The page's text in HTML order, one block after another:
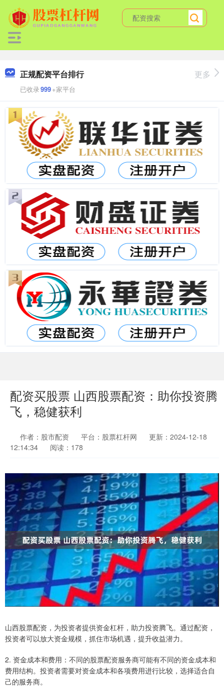
正规配资平台排行
已收录999+家平台
更多
配资买股票 山西股票配资：助你投资腾
飞，稳健获利
作者：股市配资 平台：股票杠杆网
更新：2024-12-18
12:14:34
阅读：178
山西股票配资，为投资者提供资金杠杆，助力投资腾飞。通过配资，
投资者可以放大资金规模，抓住市场机遇，提升收益潜力。
2. 资金成本和费用：不同的股票配资服务商可能有不同的资金成本和
费用结构。投资者需要对资金成本和各项费用进行比较，选择适合自
己的服务商。